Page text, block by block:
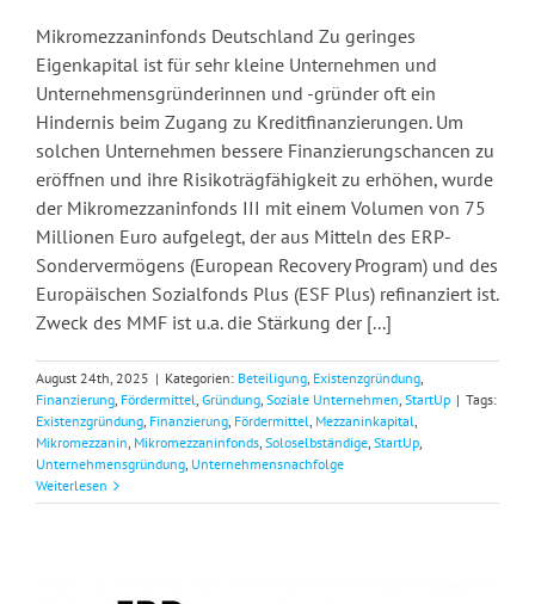
Mikromezzaninfonds Deutschland Zu geringes
Eigenkapital ist für sehr kleine Unternehmen und
Unternehmensgründerinnen und -gründer oft ein
Hindernis beim Zugang zu Kreditfinanzierungen. Um
solchen Unternehmen bessere Finanzierungschancen zu
eröffnen und ihre Risikoträgfähigkeit zu erhöhen, wurde
der Mikromezzaninfonds III mit einem Volumen von 75
Millionen Euro aufgelegt, der aus Mitteln des ERP-
Sondervermögens (European Recovery Program) und des
Europäischen Sozialfonds Plus (ESF Plus) refinanziert ist.
Zweck des MMF ist u.a. die Stärkung der [...]
August 24th, 2025 | Kategorien: Beteiligung, Existenzgründung,
Finanzierung, Fördermittel, Gründung, Soziale Unternehmen, StartUp | Tags:
Existenzgründung, Finanzierung, Fördermittel, Mezzaninkapital,
Mikromezzanin, Mikromezzaninfonds, Soloselbständige, StartUp,
Unternehmensgründung, Unternehmensnachfolge
Weiterlesen